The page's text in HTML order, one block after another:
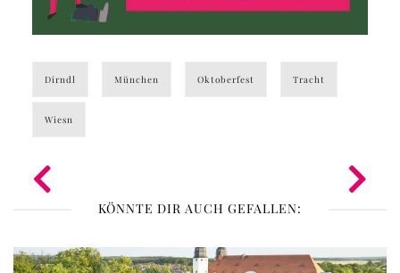
Dirndl München Oktoberfest Tracht
Wiesn
KÖNNTE DIR AUCH GEFALLEN: